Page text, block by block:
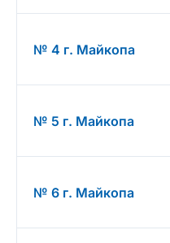
№ 4 г. Майкопа
№ 5 г. Майкопа
№ 6 г. Майкопа